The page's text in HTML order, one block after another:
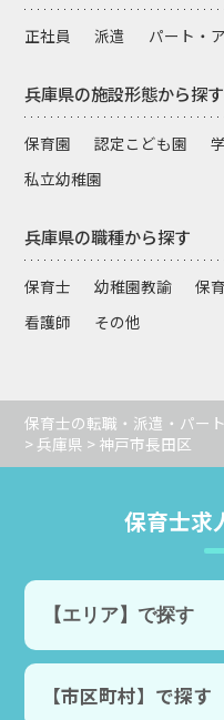
正社員 派遣 パート・
兵庫県の施設形態から探す
保育園 認定こども園
私立幼稚園
兵庫県の職種から探す
保育士 幼稚園教諭 保
看護師
その他
保育士の転職・派遣・パー
> 兵庫県 > 神戸市長田区
保育士求
【市区町村】で探す